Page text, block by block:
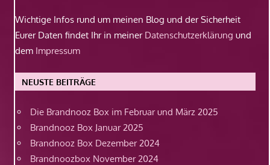
Wichtige Infos rund um meinen Blog und der Sicherheit
Eurer Daten findet Ihr in meiner Datenschutzerklärung und
dem Impressum
NEUSTE BEITRÄGE
Die Brandnooz Box im Februar und März 2025
Brandnooz Box Januar 2025
Brandnooz Box Dezember 2024
Brandnoozbox November 2024